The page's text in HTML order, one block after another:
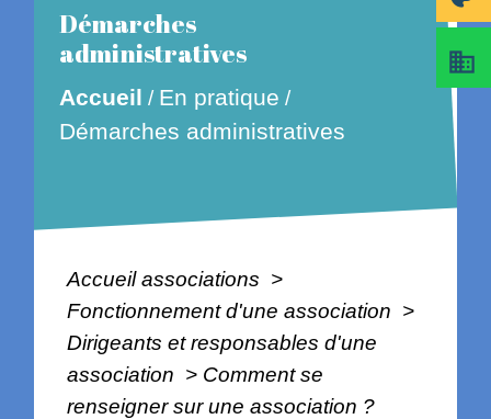
Démarches
administratives
Accueil / En pratique /
Démarches administratives
Accueil associations >
Fonctionnement d'une association >
Dirigeants et responsables d'une
association > Comment se
renseigner sur une association ?
business